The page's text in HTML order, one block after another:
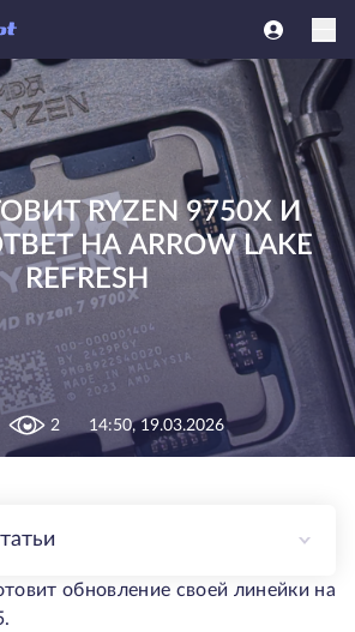
RYZEN 9750X И
НА ARROW LAKE
REFRESH
2 14:50, 19.03.2026
обновление своей линейки на